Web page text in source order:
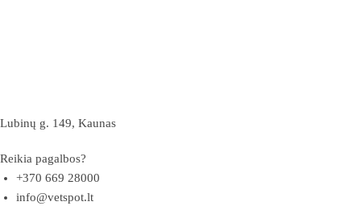
Lubinų g. 149, Kaunas
Reikia pagalbos?
+370 669 28000
info@vetspot.lt